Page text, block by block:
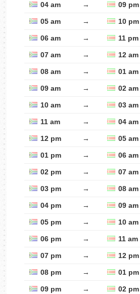
04 am → 09 pm
05 am → 10 pm
06 am → 11 pm
07 am → 12 am
08 am → 01 am
09 am → 02 am
10 am → 03 am
11 am → 04 am
12 pm → 05 am
01 pm → 06 am
02 pm → 07 am
03 pm → 08 am
04 pm → 09 am
05 pm → 10 am
06 pm → 11 am
07 pm → 12 pm
08 pm → 01 pm
09 pm → 02 pm